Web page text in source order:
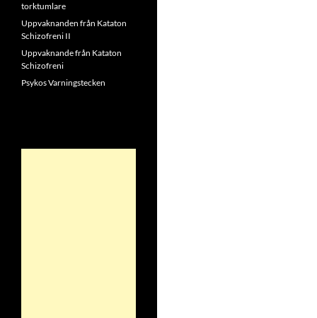
torktumlare
Uppvaknanden från Kataton
Schizofreni II
Uppvaknande från Kataton
Schizofreni
Psykos Varningstecken